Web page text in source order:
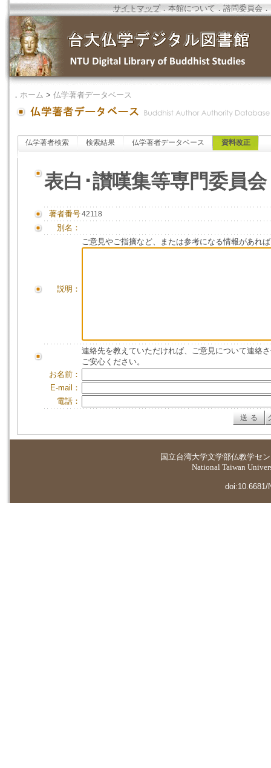
サイトマップ．本館について ．諮問委員会 ．
． ホーム > 仏学著者データベース
仏学著者検索 検索結果 仏学著者データベース 資料改正
表白･讃嘆集等専門委員会
著者番号42118
別名：
説明：
ご意見やご指摘など、または参考になる情報があれ
連絡先を教えていただければ、ご意見について連絡
ご安心ください。
お名前：
E-mail：
電話：
国立台湾大学文学部仏教学セ
National Taiwan
doi:10.6681/